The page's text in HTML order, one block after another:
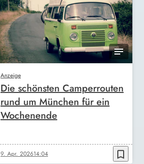
Anzeige
Die schönsten Camperrouten
rund um München für ein
Wochenende
9. Apr. 202614:04 bookmark_border